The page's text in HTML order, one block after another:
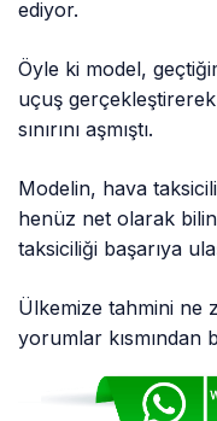
ediyor.
Öyle ki model,
uçuş
sınırını aşmıştı.
Modelin, hava
henüz net olarak
taksiciliği başarıya
Ülkemize tahmini ne
yorumlar kısmından